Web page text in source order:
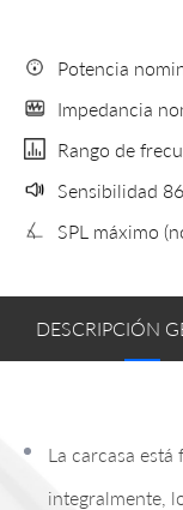
Potencia
Impedancia
Rango de
Sensibilidad
SPL máximo
DESCRIPCIÓN
La carcasa
integralmente,